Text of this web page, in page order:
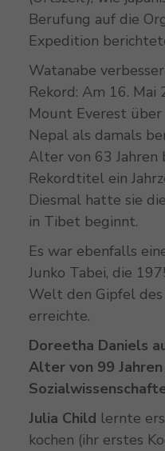
Berufung auf die
Expedition
Watanabe
Rekord: Am 16.
Mount Everest
Nepal als damals
Alter von 63 Jahren
Rekordtitel ein
Diesmal hatte sie
in Tibet beginnt.
Es war ebenfalls
Junko Tabei, die
Welt den Gipfel
erreichte.
Doreetha Daniels
Alter von 99
Julia Child lernte
kochen (ihr erstes